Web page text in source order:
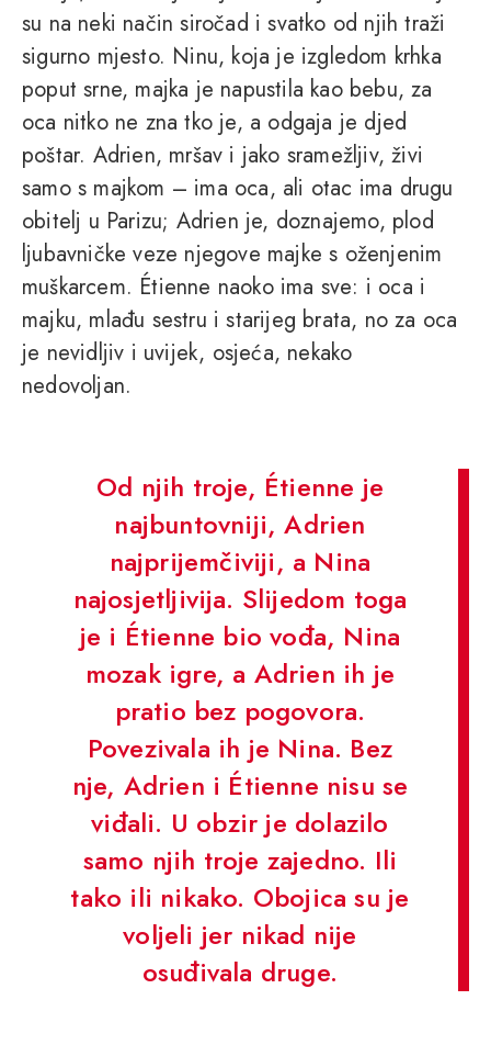
su na neki način siročad i svatko od njih traži
sigurno mjesto. Ninu, koja je izgledom krhka
poput srne, majka je napustila kao bebu, za
oca nitko ne zna tko je, a odgaja je djed
poštar. Adrien, mršav i jako sramežljiv, živi
samo s majkom – ima oca, ali otac ima drugu
obitelj u Parizu; Adrien je, doznajemo, plod
ljubavničke veze njegove majke s oženjenim
muškarcem. Étienne naoko ima sve: i oca i
majku, mlađu sestru i starijeg brata, no za oca
je nevidljiv i uvijek, osjeća, nekako
nedovoljan.
Od njih troje, Étienne je
najbuntovniji, Adrien
najprijemčiviji, a Nina
najosjetljivija. Slijedom toga
je i Étienne bio vođa, Nina
mozak igre, a Adrien ih je
pratio bez pogovora.
Povezivala ih je Nina. Bez
nje, Adrien i Étienne nisu se
viđali. U obzir je dolazilo
samo njih troje zajedno. Ili
tako ili nikako. Obojica su je
voljeli jer nikad nije
osuđivala druge.